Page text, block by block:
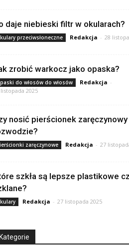
daje niebieski filtr w okularach?
przeciwsłoneczne Redakcja - 28
zrobić warkocz jako opaska?
do włosów do włosów Redakcja -
2025
nosić pierścionek zaręczynowy
zaręczynowe Redakcja - 27
szkła są lepsze plastikowe
Redakcja - 27 listopada 2025
Kategorie